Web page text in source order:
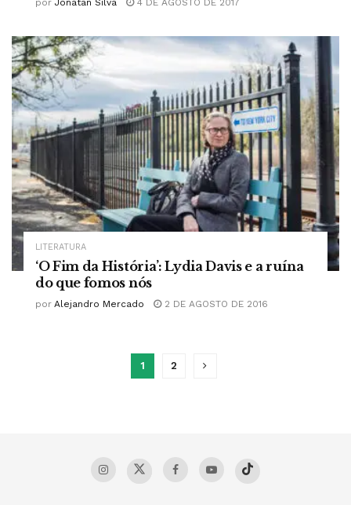
LITERATURA
‘O Fim da História’: Lydia Davis e a ruína
do que fomos nós
por Alejandro Mercado 2 DE AGOSTO DE 2016
1 2